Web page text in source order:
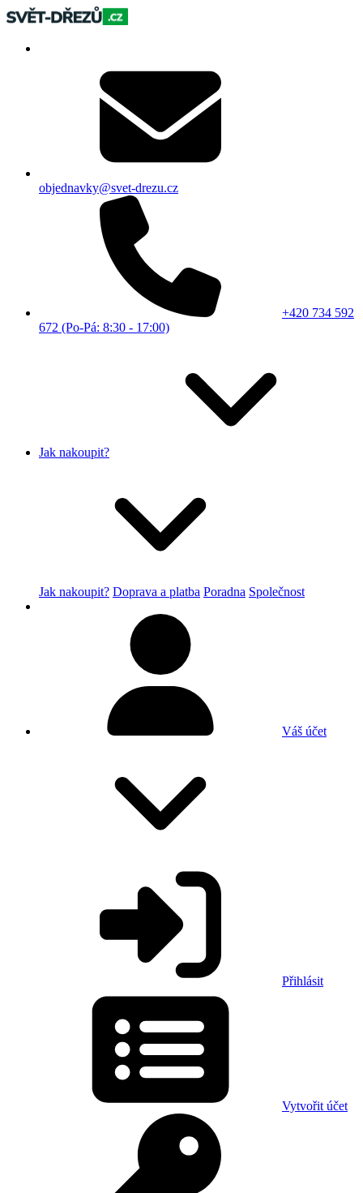
objednavky@svet-drezu.cz
+420 734 592
672 (Po-Pá: 8:30 - 17:00)
Jak nakoupit?
Jak nakoupit? Doprava a platba Poradna Společnost
Váš účet
Přihlásit
Vytvořit účet